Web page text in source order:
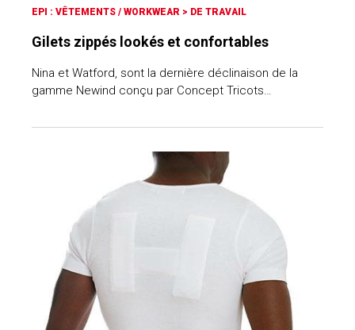
EPI : VÊTEMENTS / WORKWEAR > DE TRAVAIL
Gilets zippés lookés et confortables
Nina et Watford, sont la dernière déclinaison de la
gamme Newind conçu par Concept Tricots…